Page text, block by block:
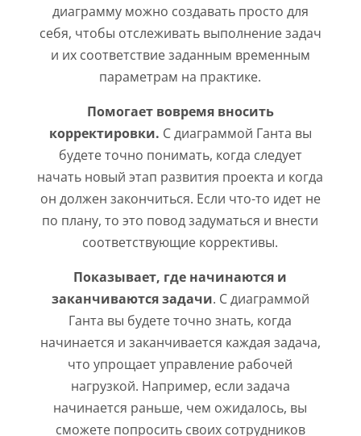
диаграмму можно создавать просто для
себя, чтобы отслеживать выполнение задач
и их соответствие заданным временным
параметрам на практике.
Помогает вовремя вносить
корректировки. С диаграммой Ганта вы
будете точно понимать, когда следует
начать новый этап развития проекта и когда
он должен закончиться. Если что-то идет не
по плану, то это повод задуматься и внести
соответствующие коррективы.
Показывает, где начинаются и
заканчиваются задачи. С диаграммой
Ганта вы будете точно знать, когда
начинается и заканчивается каждая задача,
что упрощает управление рабочей
нагрузкой. Например, если задача
начинается раньше, чем ожидалось, вы
сможете попросить своих сотрудников